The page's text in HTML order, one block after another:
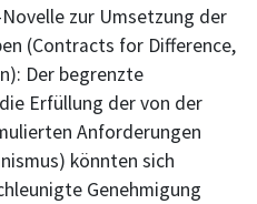
Novelle zur Umsetzung der
(Contracts for Difference,
Der begrenzte
Erfüllung der von der
Anforderungen
könnten sich
Genehmigung